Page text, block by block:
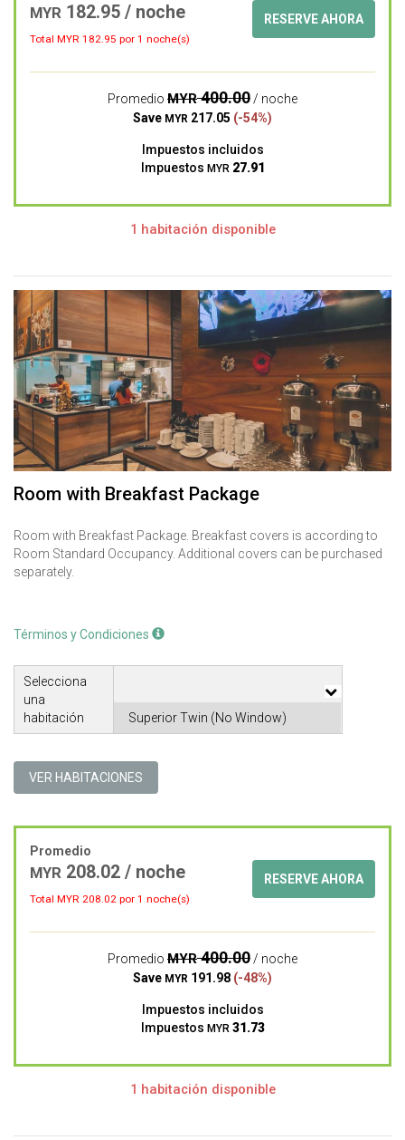
MYR 182.95 / noche
Total MYR 182.95 por 1 noche(s)
RESERVE AHORA
Promedio MYR400.00 / noche
Save MYR 217.05 (-54%)
Impuestos incluidos
Impuestos MYR 27.91
1 habitación disponible
Room with Breakfast Package
Room with Breakfast Package. Breakfast covers is according to
Room Standard Occupancy. Additional covers can be purchased
separately.
Términos y Condiciones
Selecciona
una
habitación
VER HABITACIONES
Promedio
MYR 208.02 / noche
Total MYR 208.02 por 1 noche(s)
RESERVE AHORA
Promedio MYR400.00 / noche
Save MYR 191.98 (-48%)
Impuestos incluidos
Impuestos MYR 31.73
1 habitación disponible